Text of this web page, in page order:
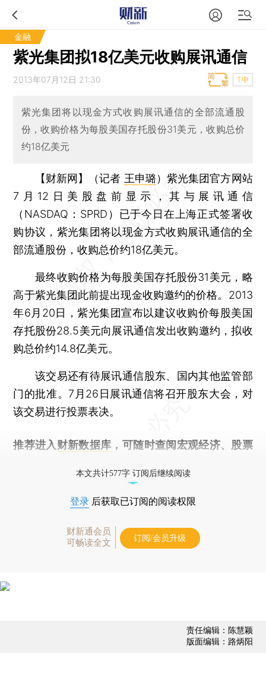
金融
紫光集团拟18亿美元收购展讯通信
2013年07月12日 21:30 T中
紫光集团将以现金方式收购展讯通信的全部流通股
份，收购价格为每股美国存托股份31美元，收购总价
约18亿美元
【财新网】（记者 王申璐） 紫光集团官方网站
7月12日美股盘前显示，其与展讯通信
（NASDAQ：SPRD）已于今日在上海正式签署收
购协议，紫光集团将以现金方式收购展讯通信的全
部流通股份，收购总价约18亿美元。
最终收购价格为每股美国存托股份31美元，略
高于紫光集团此前提出现金收购邀约的价格。2013
年6月20日，紫光集团宣布以建议收购价每股美国
存托股份28.5美元向展讯通信发出收购邀约，拟收
购总价约14.8亿美元。
该交易还有待展讯通信股东、国内其他监管部
门的批准。7月26日展讯通信将召开股东大会，对
该交易进行投票表决。
推荐进入 财新数据库 ，可随时查阅宏观经济、股票
本文共计577字 订阅后继续阅读
登录 后获取已订阅的阅读权限
财新通会员
可畅读全文
订阅/会员升级
责任编辑：陈慧颖
版面编辑：路炳阳